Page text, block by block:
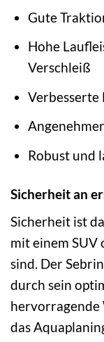
Gute
Hohe
Verschleiß
Robust und
Sicherheit an
Sicherheit ist
mit einem SUV
sind. Der
durch sein
hervorragende
das